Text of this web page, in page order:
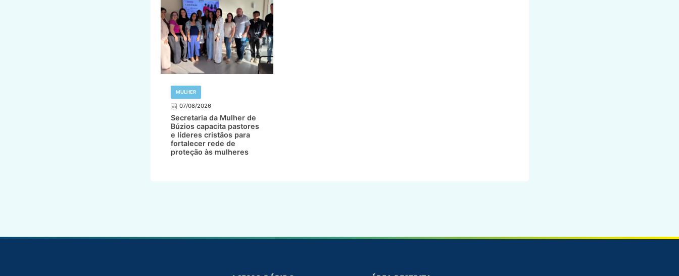
MULHER
07/08/2026
Secretaria da Mulher de
Búzios capacita pastores
e líderes cristãos para
fortalecer rede de
proteção às mulheres